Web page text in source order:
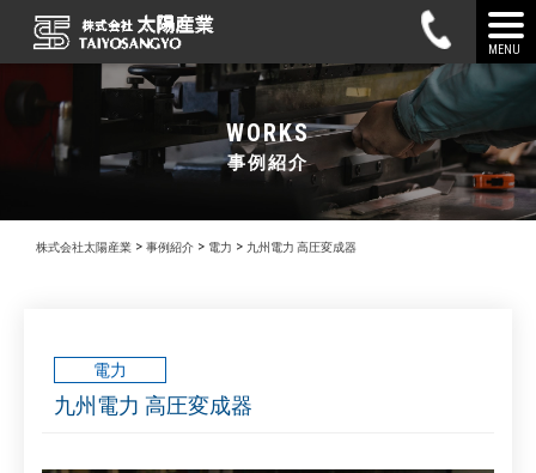
MENU
WORKS
事例紹介
株式会社太陽産業 > 事例紹介 > 電力 > 九州電力 高圧変成器
電力
九州電力 高圧変成器